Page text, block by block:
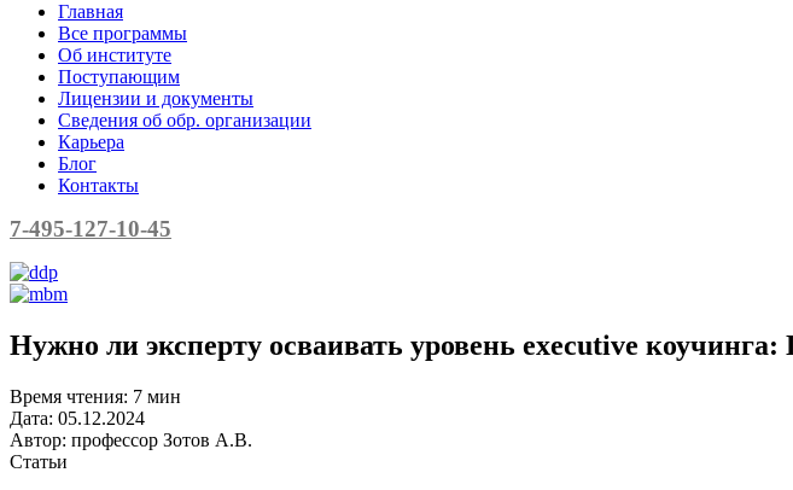
Главная
Все программы
Об институте
Поступающим
Лицензии и документы
Сведения об обр. организации
Карьера
Блог
Контакты
7-495-127-10-45
Нужно ли эксперту осваивать уровень executive
Время чтения: 7 мин
Дата: 05.12.2024
Автор: профессор Зотов А.В.
Статьи